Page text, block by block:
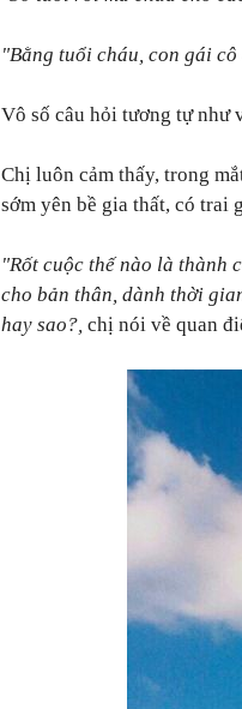
"Bằng tuổi cháu, con gái
Vô số câu hỏi tương tự như
Chị luôn cảm thấy, trong
sớm yên bề gia thất, có trai
"Rốt cuộc thế nào là thành
cho bản thân, dành thời
hay sao?, chị nói về quan